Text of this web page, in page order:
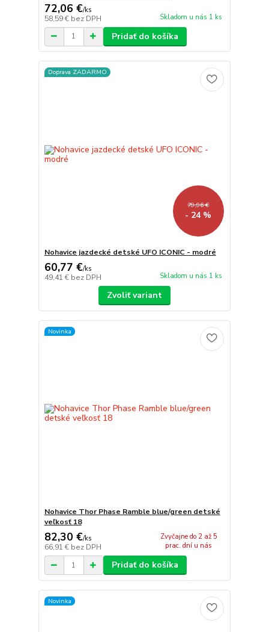
72,06 €/ks
58,59 € bez DPH Skladom u nás 1 ks
Pridať do košíka
Doprava ZADARMO
79,96 €
- 24 %
Nohavice jazdecké detské UFO ICONIC - modré
60,77 €/ks
49,41 € bez DPH Skladom u nás 1 ks
Zvoliť variant
Novinka
Nohavice Thor Phase Ramble blue/green detské
veľkosť 18
82,30 €/ks
66,91 € bez DPH
Zvyčajne do 2 až 5
prac. dní u nás
Pridať do košíka
Novinka